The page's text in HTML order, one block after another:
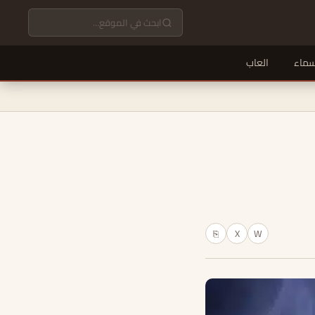
العاب
W
X
⎘